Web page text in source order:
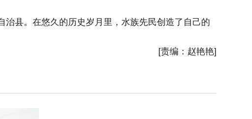
县。在悠久的历史岁月里，水族先民创造了自己的
[责编：赵艳艳]